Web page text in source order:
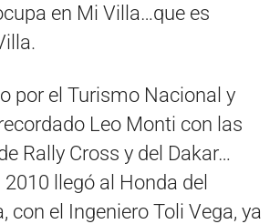
en Mi Villa…que es
por el Turismo Nacional y
Leo Monti con las
Rally Cross y del Dakar…
llegó al Honda del
con el Ingeniero Toli Vega, ya